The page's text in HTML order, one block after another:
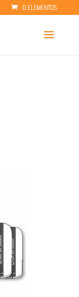
0 ELEMENTOS